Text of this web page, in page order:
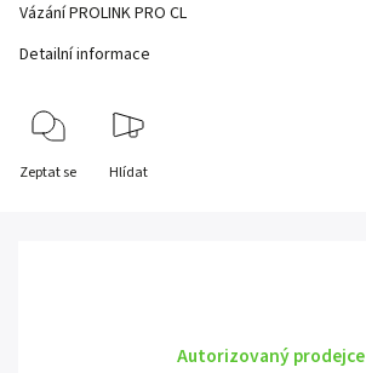
Vázání PROLINK PRO CL
Detailní informace
Zeptat se Hlídat
Autorizovaný prodejce